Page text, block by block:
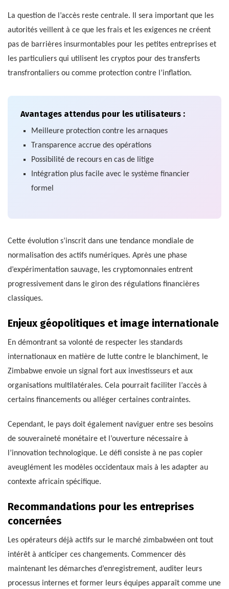
La question de l’accès reste centrale. Il sera important que les
autorités veillent à ce que les frais et les exigences ne créent
pas de barrières insurmontables pour les petites entreprises et
les particuliers qui utilisent les cryptos pour des transferts
transfrontaliers ou comme protection contre l’inflation.
Avantages attendus pour les utilisateurs :
Meilleure protection contre les arnaques
Transparence accrue des opérations
Possibilité de recours en cas de litige
Intégration plus facile avec le système financier
formel
Cette évolution s’inscrit dans une tendance mondiale de
normalisation des actifs numériques. Après une phase
d’expérimentation sauvage, les cryptomonnaies entrent
progressivement dans le giron des régulations financières
classiques.
Enjeux géopolitiques et image internationale
En démontrant sa volonté de respecter les standards
internationaux en matière de lutte contre le blanchiment, le
Zimbabwe envoie un signal fort aux investisseurs et aux
organisations multilatérales. Cela pourrait faciliter l’accès à
certains financements ou alléger certaines contraintes.
Cependant, le pays doit également naviguer entre ses besoins
de souveraineté monétaire et l’ouverture nécessaire à
l’innovation technologique. Le défi consiste à ne pas copier
aveuglément les modèles occidentaux mais à les adapter au
contexte africain spécifique.
Recommandations pour les entreprises
concernées
Les opérateurs déjà actifs sur le marché zimbabwéen ont tout
intérêt à anticiper ces changements. Commencer dès
maintenant les démarches d’enregistrement, auditer leurs
processus internes et former leurs équipes apparaît comme une